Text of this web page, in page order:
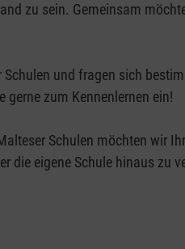
zu sein. Gemeinsam
und fragen sich
gerne zum Kennenlernen ein!
die eigene Schule hinaus zu